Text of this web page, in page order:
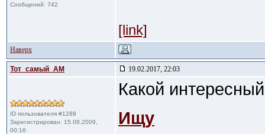
Сообщений: 742
[link]
Наверх
Тот_самый_АМ 19.02.2017, 22:03
ID пользователя #1289
Зарегистрирован: 15.08.2009,
00:16
Какой
Ищу